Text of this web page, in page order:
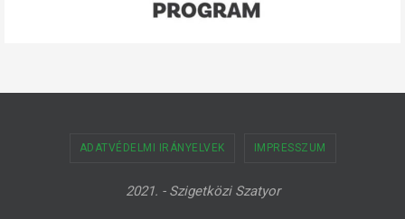
ADATVÉDELMI IRÁNYELVEK IMPRESSZUM
2021. - Szigetközi Szatyor